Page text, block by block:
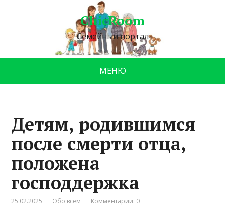
ChicRoom
Семейный портал
МЕНЮ
Детям, родившимся
после смерти отца,
положена
господдержка
25.02.2025 Обо всем Комментарии: 0